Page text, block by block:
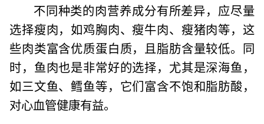
不同种类的肉营养成分有所差异，应尽量
选择瘦肉，如鸡胸肉、瘦牛肉、瘦猪肉等，这
些肉类富含优质蛋白质，且脂肪含量较低。同
时，鱼肉也是非常好的选择，尤其是深海鱼，
如三文鱼、鳕鱼等，它们富含不饱和脂肪酸，
对心血管健康有益。